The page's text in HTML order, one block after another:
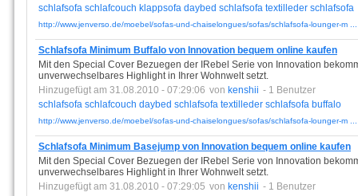
schlafsofa schlafcouch klappsofa daybed schlafsofa textilleder schlafsofa
http://www.jenverso.de/moebel/sofas-und-chaiselongues/sofas/schlafsofa-lounger-m ...
Schlafsofa Minimum Buffalo von Innovation bequem online kaufen
Mit den Special Cover Bezuegen der IRebel Serie von Innovation
unverwechselbares Highlight in Ihrer Wohnwelt setzt.
Hinzugefügt am 31.08.2010 - 07:29:06 von kenshii - 1 Benutzer
schlafsofa schlafcouch daybed schlafsofa textilleder schlafsofa buffalo
http://www.jenverso.de/moebel/sofas-und-chaiselongues/sofas/schlafsofa-lounger-m ...
Schlafsofa Minimum Basejump von Innovation bequem online kaufen
Mit den Special Cover Bezuegen der IRebel Serie von Innovation
unverwechselbares Highlight in Ihrer Wohnwelt setzt.
Hinzugefügt am 31.08.2010 - 07:29:05 von kenshii - 1 Benutzer